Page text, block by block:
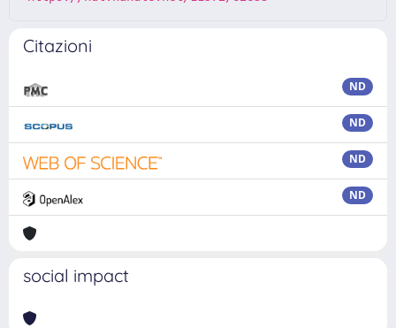
Citazioni
ND
ND
ND
ND
social impact